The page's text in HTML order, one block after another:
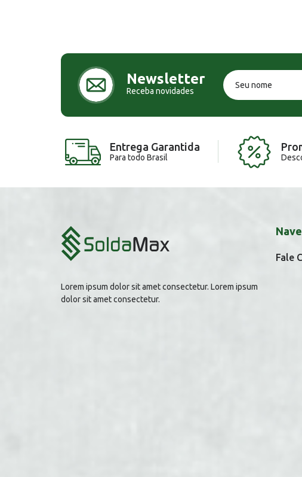
Newsletter
Receba novidades
Entrega Garantida
Para todo Brasil
Lorem ipsum dolor sit amet consectetur. Lorem ipsum
dolor sit amet consectetur.
Fale